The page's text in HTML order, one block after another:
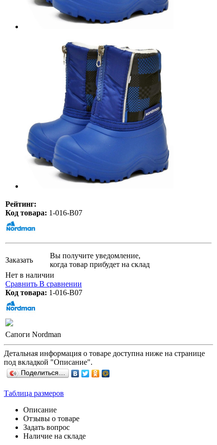
Рейтинг:
Код товара: 1-016-B07
Заказать
Вы получите уведомление,
когда товар прибудет на склад
Нет в наличии
Сравнить В сравнении
Код товара: 1-016-B07
Сапоги Nordman
Детальная информация о товаре доступна ниже на странице
под вкладкой "Описание".
Поделиться…
Таблица размеров
Описание
Отзывы о товаре
Задать вопрос
Наличие на складе